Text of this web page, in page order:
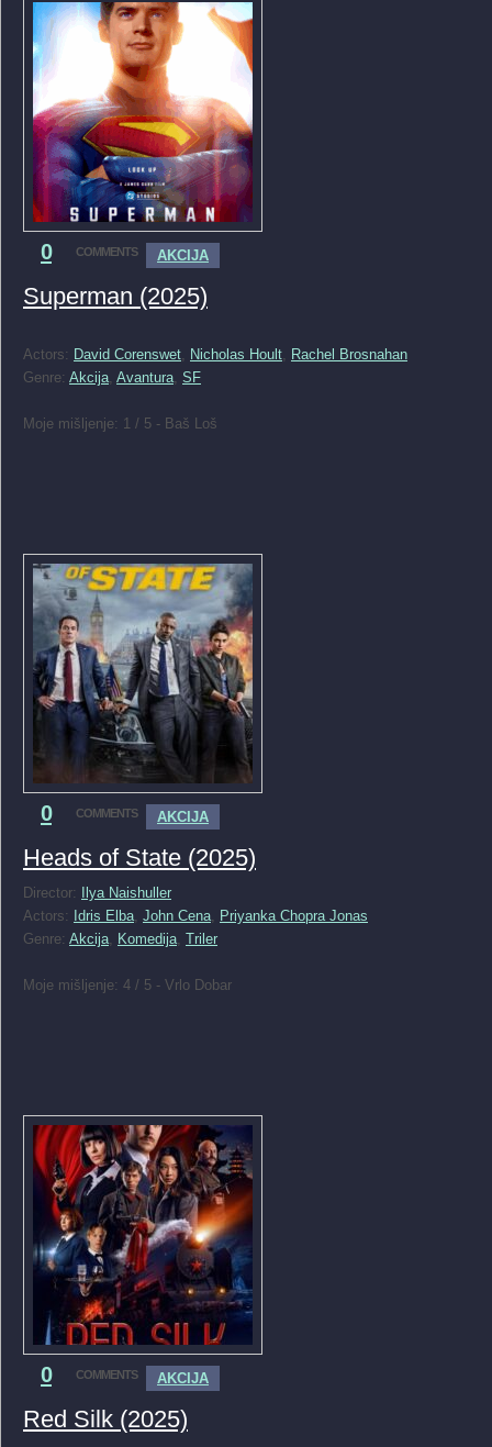
0 COMMENTS AKCIJA
Superman (2025)
Actors: David Corenswet Nicholas Hoult
Rachel Brosnahan
Genre: Akcija Avantura SF
Moje mišljenje: 1 / 5 - Baš Loš
0 COMMENTS AKCIJA
Heads of State (2025)
Director:
Ilya Naishuller
Actors:
Idris Elba John Cena
Priyanka Chopra Jonas
Genre: Akcija Komedija Triler
Moje mišljenje: 4 / 5 - Vrlo Dobar
0 COMMENTS AKCIJA
Red Silk (2025)